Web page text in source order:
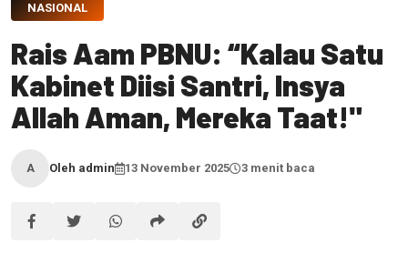
NASIONAL
Rais Aam PBNU: “Kalau Satu
Kabinet Diisi Santri, Insya
Allah Aman, Mereka Taat!"
A Oleh admin 13 November 2025 3 menit baca